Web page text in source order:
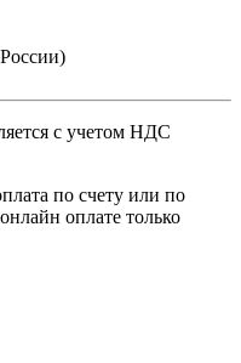
с учетом НДС
по счету или по
оплате только